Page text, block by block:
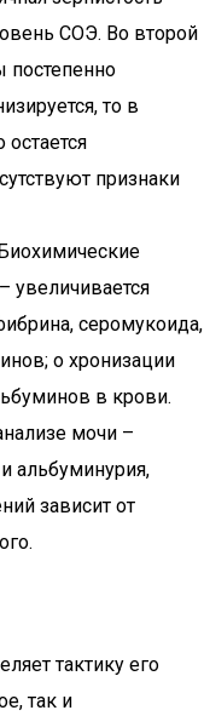
СОЭ. Во второй
постепенно
то в
признаки
увеличивается
серомукоида,
о хронизации
в крови.
мочи –
альбуминурия,
зависит от
тактику его
так и